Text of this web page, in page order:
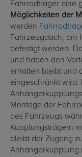
Fahrradträger eine
Möglichkeiten der
werden
Fahrzeugdach, am
befestigt werden.
und haben den
erhalten bleibt und
eingeschränkt wird.
Montage der
des Fahrzeugs
Kupplungsträgern
bleibt der Zugang
Anhängerkupplung